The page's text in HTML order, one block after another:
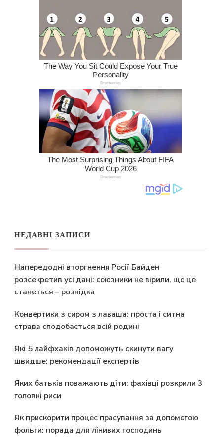
НЕДАВНІ ЗАПИСИ
Напередодні вторгнення Росії Байден
розсекретив усі дані: союзники не вірили, що це
станеться – розвідка
Конвертики з сиром з лаваша: проста і ситна
страва сподобається всій родині
Які 5 лайфхаків допоможуть скинути вагу
швидше: рекомендації експертів
Яких батьків поважають діти: фахівці розкрили 3
головні риси
Як прискорити процес прасування за допомогою
фольги: порада для лінивих господинь